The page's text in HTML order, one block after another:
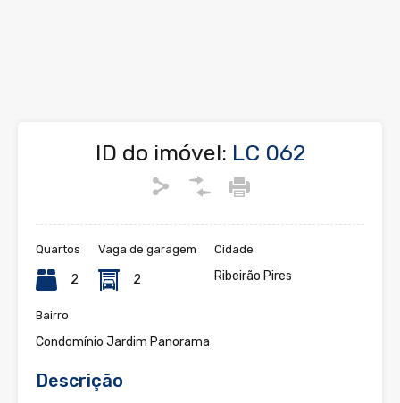
ID do imóvel: LC 062
Quartos
2
Vaga de garagem
2
Cidade
Ribeirão Pires
Bairro
Condomínio Jardim Panorama
Descrição